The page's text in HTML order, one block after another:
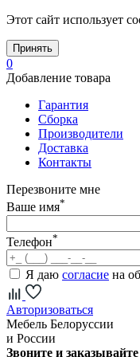
Этот сайт использует
Принять
0
Добавление товара
Гарантия
Сборка
Производители
Доставка
Контакты
Перезвоните мне
Ваше имя*
Телефон*
Я даю согласие на
Авторизоваться
Мебель Белоруссии
и России
Звоните и заказывайте